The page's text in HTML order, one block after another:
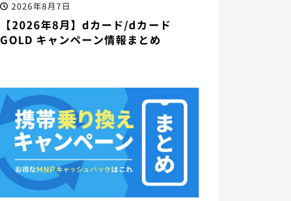
2026年8月7日
【2026年8月】dカード/dカード
GOLD キャンペーン情報まとめ